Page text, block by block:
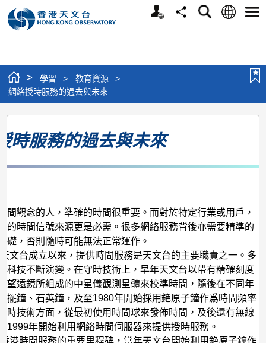
個
分
搜
語
選
> 學習 > 教育資源
>
網絡授時服務的過去與未來
網
絡
務
的
過
去
與
未
來
時服務的過去與未來
間觀念的人，準確的時間很重要。而對於特定行業或用戶，
的時間信號來源更是必需。很多網絡服務背後亦需要精準的
礎，否則隨時可能無法正常運作。
文台成立以來，提供時間服務是天文台的主要職責之一。多
科技不斷演變。在守時技術上，早年天文台以帶有精確刻度
望遠鏡所組成的中星儀觀測星體來校準時間，隨後在不同年
擺鐘、石英鐘，及至1980年開始採用銫原子鐘作爲時間頻率
時技術方面，從最初使用時間球來發佈時間，及後還有無線
1999年開始利用網絡時間伺服器來提供授時服務。
港時間服務的重要里程碑，當年天文台開始利用銫原子鐘作